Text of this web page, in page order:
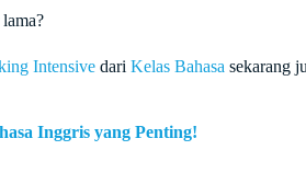
Intensivedari Kelas Bahasa sekarang
Inggris yang Penting!